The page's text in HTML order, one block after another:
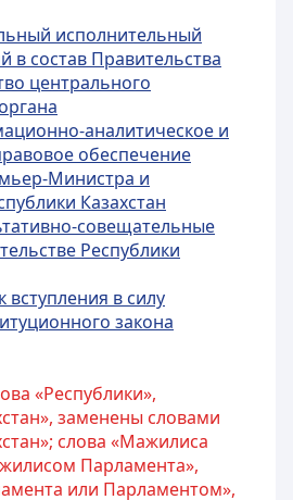
исполнительный
в состав Правительства
центрального
аналитическое и
обеспечение
Министра и
Казахстан
совещательные
Республики
вступления в силу
закона
«Республики»,
заменены словами
слова «Мажилиса
Парламента»,
или Парламентом»,